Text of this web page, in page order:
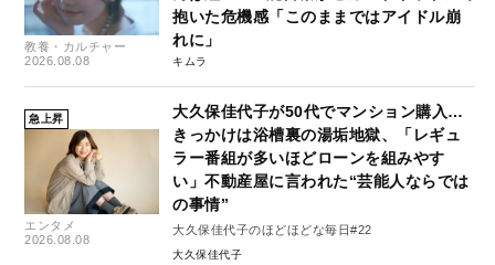
教養・カルチャー
2026.08.08
抱いた危機感「このままではアイドル崩
れに」
キムラ
急上昇
エンタメ
2026.08.08
大久保佳代子が50代でマンション購入…
きっかけは浴槽裏の湯垢地獄、「レギュ
ラー番組が多いほどローンを組みやす
い」不動産屋に言われた“芸能人ならでは
の事情”
大久保佳代子のほどほどな毎日#22
大久保佳代子